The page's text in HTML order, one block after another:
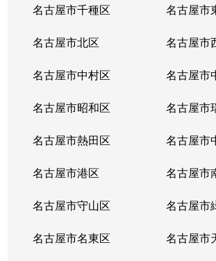
名古屋市千種区 名古屋市
名古屋市北区 名古屋市
名古屋市中村区 名古屋市
名古屋市昭和区 名古屋市
名古屋市熱田区 名古屋市
名古屋市港区 名古屋市
名古屋市守山区 名古屋市
名古屋市名東区 名古屋市